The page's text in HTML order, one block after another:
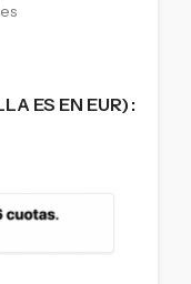
ES EN EUR)